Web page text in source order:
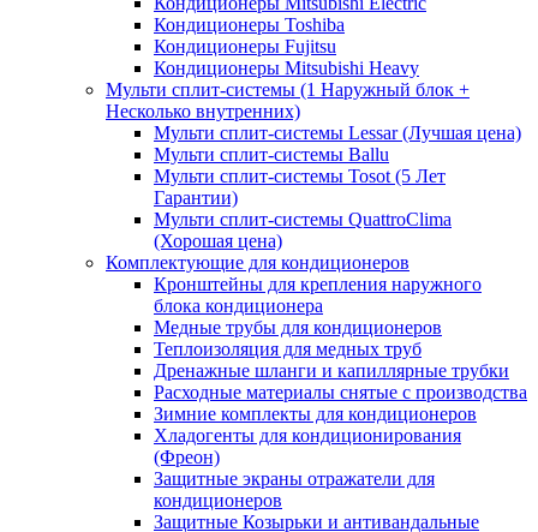
Кондиционеры Toshiba
Кондиционеры Fujitsu
Кондиционеры Mitsubishi Heavy
Мульти сплит-системы (1 Наружный блок +
Несколько внутренних)
Мульти сплит-системы Lessar (Лучшая цена)
Мульти сплит-системы Ballu
Мульти сплит-системы Tosot (5 Лет
Гарантии)
Мульти сплит-системы QuattroClima
(Хорошая цена)
Комплектующие для кондиционеров
Кронштейны для крепления наружного
блока кондиционера
Медные трубы для кондиционеров
Теплоизоляция для медных труб
Дренажные шланги и капиллярные трубки
Расходные материалы снятые с производства
Зимние комплекты для кондиционеров
Хладогенты для кондиционирования
(Фреон)
Защитные экраны отражатели для
кондиционеров
Защитные Козырьки и антивандальные